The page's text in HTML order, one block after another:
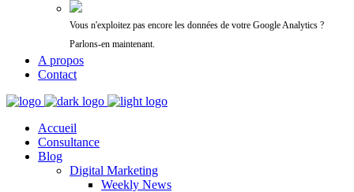
Vous n'exploitez pas encore les données de votre Google Analytics ?
Parlons-en maintenant.
A propos
Contact
Accueil
Consultance
Blog
Digital Marketing
Weekly News